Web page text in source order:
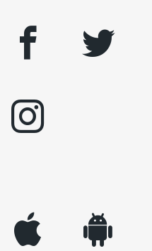
facebook twitter
instagram
appleinc android